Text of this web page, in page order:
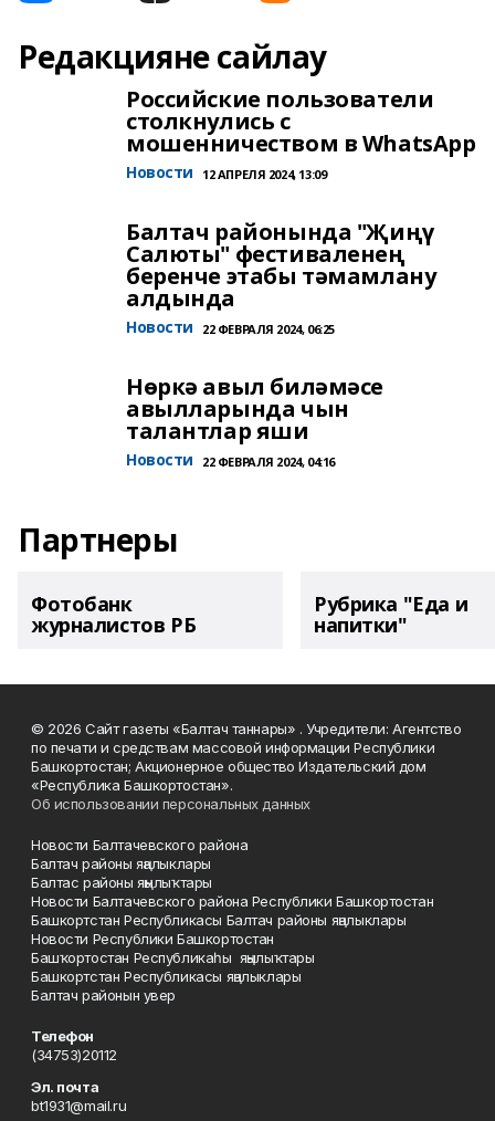
Редакцияне сайлау
Российские пользователи
столкнулись с
мошенничеством в WhatsApp
Новости 12 АПРЕЛЯ 2024, 13:09
Балтач районында "Җиңү
Салюты" фестиваленең
беренче этабы тәмамлану
алдында
Новости 22 ФЕВРАЛЯ 2024, 06:25
Нөркә авыл биләмәсе
авылларында чын
талантлар яши
Новости 22 ФЕВРАЛЯ 2024, 04:16
Партнеры
Фотобанк
журналистов РБ
Рубрика "Еда и
напитки"
© 2026 Сайт газеты «Балтач таннары» . Учредители: Агентство
по печати и средствам массовой информации Республики
Башкортостан; Акционерное общество Издательский дом
«Республика Башкортостан».
Об использовании персональных данных
Новости Балтачевского района
Балтач районы яңалыклары
Балтас районы яңылыҡтары
Новости Балтачевского района Республики Башкортостан
Башкортстан Республикасы Балтач районы яңалыклары
Новости Республики Башкортостан
Башҡортостан Республикаһы яңылыҡтары
Башкортстан Республикасы яңалыклары
Балтач районын увер
Телефон
(34753)20112
Эл. почта
bt1931@mail.ru